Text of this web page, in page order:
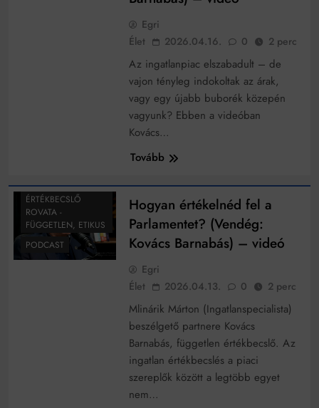
működik, ha jól van felújítva
Ingatlanpiaci szakértők szerint akár 5 százalékkal is
nőhetnek a bérleti díjak a ponthatárhirdetés után az
Ahol köszönnek, ott még van város
Amikor a Tetris boldogabbá tesz, mint a szerelem
koponyájába
Ki akarsz törni. De miből?
Az öregség nem csak ránc?
Az ördög még mindig Pradát visel. De te miért öltözöl
Móricz Zsigmond: falusi író vagy boncmester?
Mindenki a világot akarja uralni – de nem csak a 80-
Bitumenes lapostetők: a bevált technológia akkor
működik, ha jól van felújítva
Egri
Élet
2026.04.16. 0 2 perc
Az ingatlanpiac elszabadult – de
vajon tényleg indokoltak az árak,
vagy egy újabb buborék közepén
vagyunk? Ebben a videóban
Kovács…
Tovább
BARNABÁS
ÉRTÉKBECSLŐ
ROVATA -
FÜGGETLEN, ETIKUS
PODCAST
Hogyan értékelnéd fel a
Parlamentet? (Vendég:
Kovács Barnabás) – videó
Egri
Élet
2026.04.13. 0 2 perc
Mlinárik Márton (Ingatlanspecialista)
beszélgető partnere Kovács
Barnabás, független értékbecslő. Az
ingatlan értékbecslés a piaci
szereplők között a legtöbb egyet
nem…